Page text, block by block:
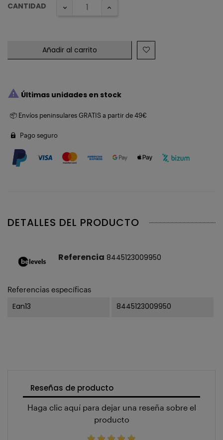
CANTIDAD
Añadir al carrito
 Últimas unidades en stock
📦 Envíos peninsulares GRATIS a partir de 49€
Pago seguro
DETALLES DEL PRODUCTO
Referencia 8445123009950
Referencias específicas
Ean13 8445123009950
Reseñas de producto
Haga clic aquí para dejar una reseña sobre el
producto